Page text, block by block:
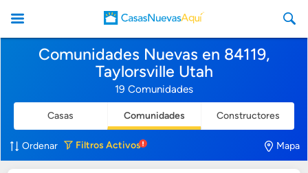
CasasNuevasAqui
Comunidades Nuevas en 84119,
Taylorsville Utah
19 Comunidades
Casas Comunidades Constructores
Ordenar Filtros Activos Mapa